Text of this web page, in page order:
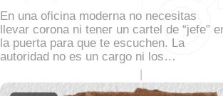
En una oficina moderna no necesitas
llevar corona ni tener un cartel de “jefe”
la puerta para que te escuchen. La
autoridad no es un cargo ni los…